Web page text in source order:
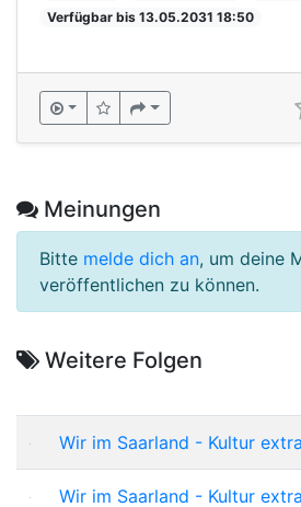
Verfügbar bis 13.05.2031 18:50
Meinungen
Bitte melde dich an, um deine
veröffentlichen zu können.
Weitere Folgen
Wir im Saarland - Kultur
Wir im Saarland - Kultur